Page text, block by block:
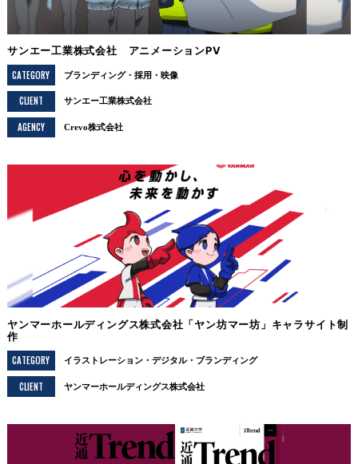
サンエー工業株式会社 アニメーションPV
CATEGORY
ブランディング 採用 映像
CLIENT サンエー工業株式会社
AGENCY Crevo株式会社
ヤンマーホールディングス株式会社「ヤン坊マー坊」キャラサイト制
作
CATEGORY
イラストレーション デジタル ブランディング
CLIENT ヤンマーホールディングス株式会社